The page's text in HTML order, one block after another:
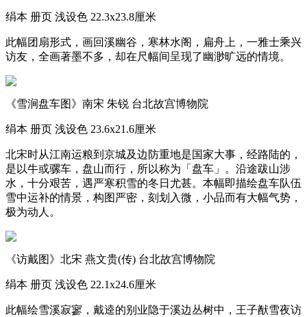
绢本 册页 浅设色 22.3x23.8厘米
此幅团扇形式，画回溪幽谷，寒林水阁，扁舟上，一雅士乘兴
访友，全画著墨不多，却在尺幅间呈现了幽渺旷远的情境。
《雪涧盘车图》南宋 朱锐 台北故宫博物院
绢本 册页 浅设色 23.6x21.6厘米
北宋时从江南运粮到京城及边防重地是国家大事，经路陆的，
是以牛或骡车，盘山而行，所以称为「盘车」。沿途跋山涉
水，十分艰苦，遇严寒积雪的冬日尤甚。本幅即描绘盘车队伍
雪中运补的情景，构图严密，刻划入微，小品而有大幅气势，
极为动人。
《访戴图》北宋 燕文贵(传) 台北故宫博物院
绢本 册页 浅设色 22.1x24.6厘米
此幅绘雪溪寂寥，戴逵的别业隐于溪边丛树中，王子猷雪夜访